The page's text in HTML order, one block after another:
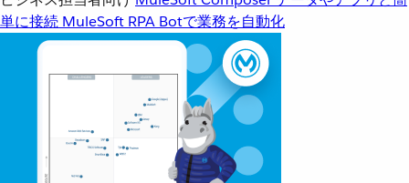
単に接続 MuleSoft RPA Botで業務を自動化